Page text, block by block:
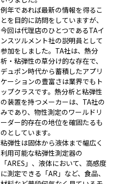
例年であれば最新の情報を得るこ
とを目的に訪問をしていますが、
今回は代理店のひとつであるTAイ
ンスツルメント社の説明員として
参加をしました。TA社は、熱分
析・粘弾性の草分け的な存在で、
デュポン時代から蓄積したアプリ
ケーションの豊富さは業界でもト
ップクラスです。熱分析と粘弾性
の装置を持つメーカーは、TA社の
みであり、物性測定のワールドリ
ーダー的存在の地位を確固たるも
のとしています。
粘弾性は固体から液体まで幅広く
利用可能な粘弾性測定器の
「ARES」、液体において、高感度
に測定できる「AR」など、食品、